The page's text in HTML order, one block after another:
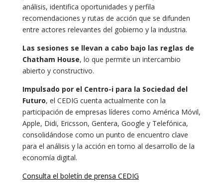
análisis, identifica oportunidades y perfila
recomendaciones y rutas de acción que se difunden
entre actores relevantes del gobierno y la industria.
Las sesiones se llevan a cabo bajo las reglas de
Chatham House, lo que permite un intercambio
abierto y constructivo.
Impulsado por el Centro-i para la Sociedad del
Futuro, el CEDIG cuenta actualmente con la
participación de empresas líderes como América Móvil,
Apple, Didi, Ericsson, Gentera, Google y Telefónica,
consolidándose como un punto de encuentro clave
para el análisis y la acción en torno al desarrollo de la
economía digital.
Consulta el boletín de prensa CEDIG